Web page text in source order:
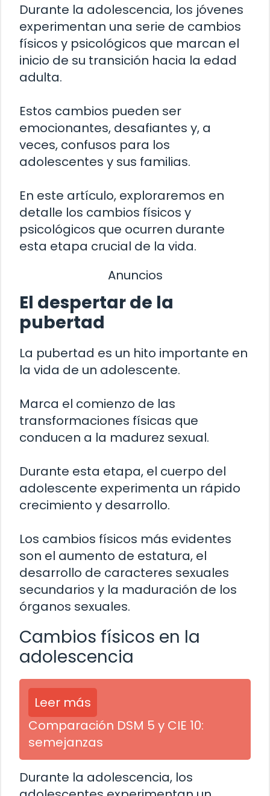
Durante la adolescencia, los jóvenes
experimentan una serie de cambios
físicos y psicológicos que marcan el
inicio de su transición hacia la edad
adulta.
Estos cambios pueden ser
emocionantes, desafiantes y, a
veces, confusos para los
adolescentes y sus familias.
En este artículo, exploraremos en
detalle los cambios físicos y
psicológicos que ocurren durante
esta etapa crucial de la vida.
Anuncios
El despertar de la
pubertad
La pubertad es un hito importante en
la vida de un adolescente.
Marca el comienzo de las
transformaciones físicas que
conducen a la madurez sexual.
Durante esta etapa, el cuerpo del
adolescente experimenta un rápido
crecimiento y desarrollo.
Los cambios físicos más evidentes
son el aumento de estatura, el
desarrollo de caracteres sexuales
secundarios y la maduración de los
órganos sexuales.
Cambios físicos en la
adolescencia
Leer más
Comparación DSM 5 y CIE 10:
semejanzas
Durante la adolescencia, los